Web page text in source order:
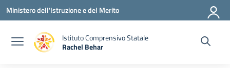
Vai ai contenuti
Vai al menu di navigazione
Vai al footer
Ministero dell'Istruzione e del Merito
Istituto Comprensivo Statale
Rachel Behar